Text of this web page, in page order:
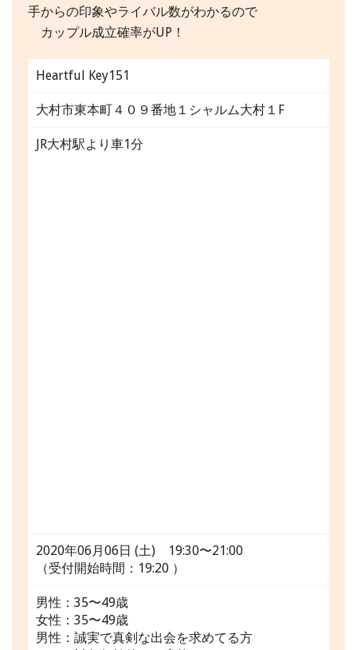
手からの印象やライバル数がわかるので
カップル成立確率がUP！
Heartful Key151
大村市東本町４０９番地１シャルム大村１F
JR大村駅より車1分
2020年06月06日 (土) 19:30〜21:00
（受付開始時間：19:20 ）
男性：35〜49歳
女性：35〜49歳
男性：誠実で真剣な出会を求めてる方